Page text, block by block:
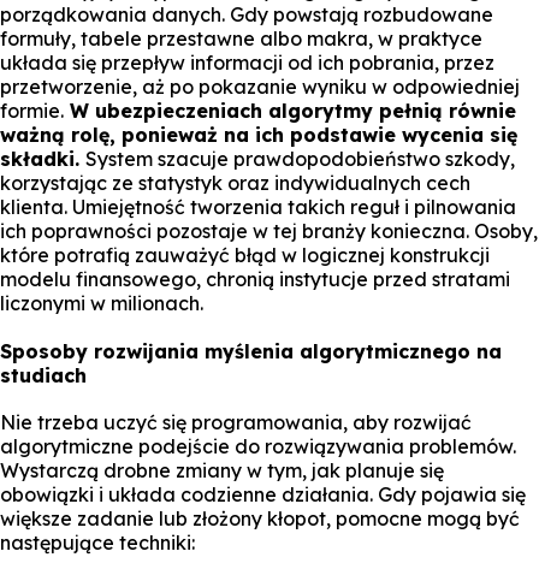
porządkowania danych. Gdy powstają rozbudowane
formuły, tabele przestawne albo makra, w praktyce
układa się przepływ informacji od ich pobrania, przez
przetworzenie, aż po pokazanie wyniku w odpowiedniej
formie. W ubezpieczeniach algorytmy pełnią równie
ważną rolę, ponieważ na ich podstawie wycenia się
składki. System szacuje prawdopodobieństwo szkody,
korzystając ze statystyk oraz indywidualnych cech
klienta. Umiejętność tworzenia takich reguł i pilnowania
ich poprawności pozostaje w tej branży konieczna. Osoby,
które potrafią zauważyć błąd w logicznej konstrukcji
modelu finansowego, chronią instytucje przed stratami
liczonymi w milionach.
Sposoby rozwijania myślenia algorytmicznego na
studiach
Nie trzeba uczyć się programowania, aby rozwijać
algorytmiczne podejście do rozwiązywania problemów.
Wystarczą drobne zmiany w tym, jak planuje się
obowiązki i układa codzienne działania. Gdy pojawia się
większe zadanie lub złożony kłopot, pomocne mogą być
następujące techniki: